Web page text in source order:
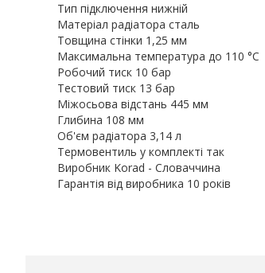
Тип підключення нижній
Матеріал радіатора сталь
Товщина стінки 1,25 мм
Максимальна температура до 110 °С
Робочий тиск 10 бар
Тестовий тиск 13 бар
Міжосьова відстань 445 мм
Глибина 108 мм
Об'єм радіатора 3,14 л
Термовентиль у комплекті так
Виробник Korad - Словаччина
Гарантія від виробника 10 років